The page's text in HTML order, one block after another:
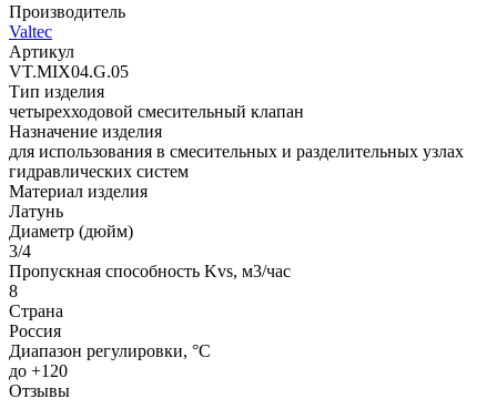
Производитель
Valtec
Артикул
VT.MIX04.G.05
Тип изделия
четырехходовой смесительный клапан
Назначение изделия
для использования в смесительных и разделительных узлах
гидравлических систем
Материал изделия
Латунь
Диаметр (дюйм)
3/4
Пропускная способность Kvs, м3/час
8
Страна
Россия
Диапазон регулировки, °C
до +120
Отзывы